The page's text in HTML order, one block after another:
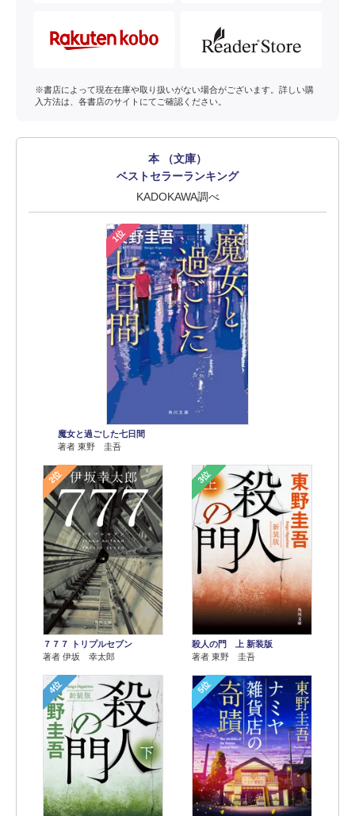
※書店によって現在在庫や取り扱いがない場合がございます。詳しい購
入方法は、各書店のサイトにてご確認ください。
本 （文庫）
ベストセラーランキング
KADOKAWA調べ
1位
魔女と過ごした七日間
著者 東野 圭吾
2位
７７７ トリプルセブン
著者 伊坂 幸太郎
3位
殺人の門 上 新装版
著者 東野 圭吾
4位 5位